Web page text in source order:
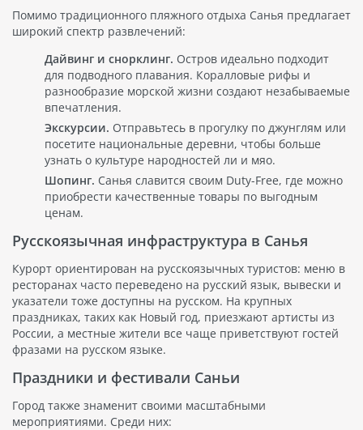
Помимо традиционного пляжного отдыха Санья предлагает
широкий спектр развлечений:
Дайвинг и снорклинг. Остров идеально подходит
для подводного плавания. Коралловые рифы и
разнообразие морской жизни создают незабываемые
впечатления.
Экскурсии. Отправьтесь в прогулку по джунглям или
посетите национальные деревни, чтобы больше
узнать о культуре народностей ли и мяо.
Шопинг. Санья славится своим Duty-Free, где можно
приобрести качественные товары по выгодным
ценам.
Русскоязычная инфраструктура в Санья
Курорт ориентирован на русскоязычных туристов: меню в
ресторанах часто переведено на русский язык, вывески и
указатели тоже доступны на русском. На крупных
праздниках, таких как Новый год, приезжают артисты из
России, а местные жители все чаще приветствуют гостей
фразами на русском языке.
Праздники и фестивали Саньи
Город также знаменит своими масштабными
мероприятиями. Среди них: